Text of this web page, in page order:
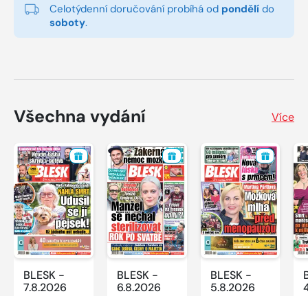
Celotýdenní doručování probíhá od pondělí do
soboty.
Všechna vydání Více
BLESK -
7.8.2026
BLESK -
6.8.2026
BLESK -
5.8.2026